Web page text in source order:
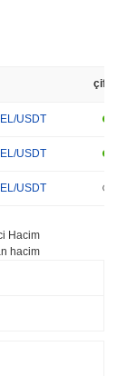
çift
USDT
USDT
USDT
Hacim
hacim